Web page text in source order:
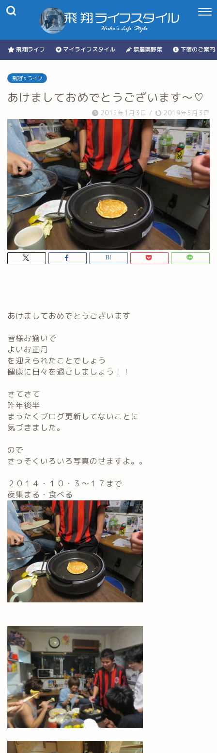
飛翔ライフ マイライフスタイル 無農薬野菜 下宿のご案内
飛翔's ライフ
あけましておめでとうございます～♡
2015年1月3日 / 2019年5月3日
あけましておめでとうございます
皆様お揃いで
よいお正月
を迎えられたことでしょう
健康に日々を過ごしましょう！！
さてさて
昨年後半
まったくブログ更新してないことに
気づきました。
ので
さっそくいろいろ写真のせますよ。。
２０１４・１０・３～１７まで
夜集まる・食べる